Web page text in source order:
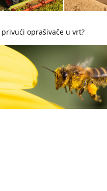
privući oprašivače u vrt?